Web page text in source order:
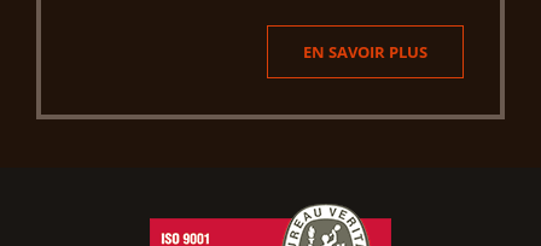
EN SAVOIR PLUS